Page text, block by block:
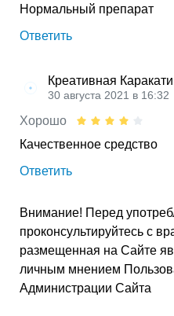
Нормальный препарат
Ответить
Креативная
30 августа 2021 в 16:32
Хорошо
Качественное средство
Ответить
Внимание! Перед
проконсультируйтесь с
размещенная на Сайте
личным мнением
Администрации Сайта